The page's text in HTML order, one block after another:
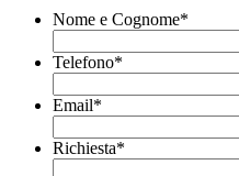
Nome e Cognome*
Telefono*
Email*
Richiesta*